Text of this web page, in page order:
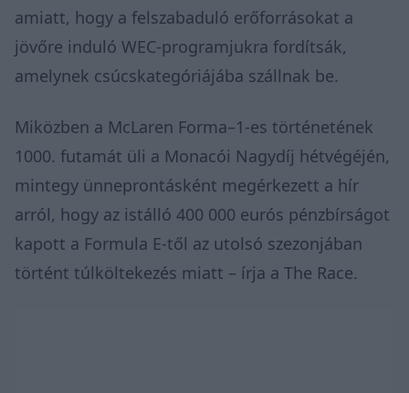
amiatt, hogy a felszabaduló erőforrásokat a
jövőre induló WEC-programjukra fordítsák,
amelynek csúcskategóriájába szállnak be.
Miközben a McLaren Forma–1-es történetének
1000. futamát üli a Monacói Nagydíj hétvégéjén,
mintegy ünneprontásként megérkezett a hír
arról, hogy az istálló 400 000 eurós pénzbírságot
kapott a Formula E-től az utolsó szezonjában
történt túlköltekezés miatt – írja a The Race.